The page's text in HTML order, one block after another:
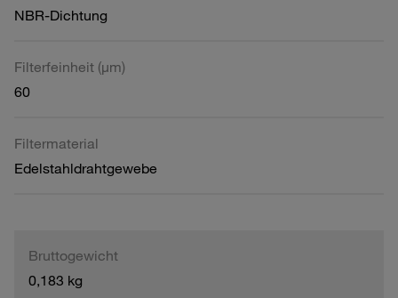
NBR-Dichtung
Filterfeinheit (µm)
60
Filtermaterial
Edelstahldrahtgewebe
Bruttogewicht
0,183 kg